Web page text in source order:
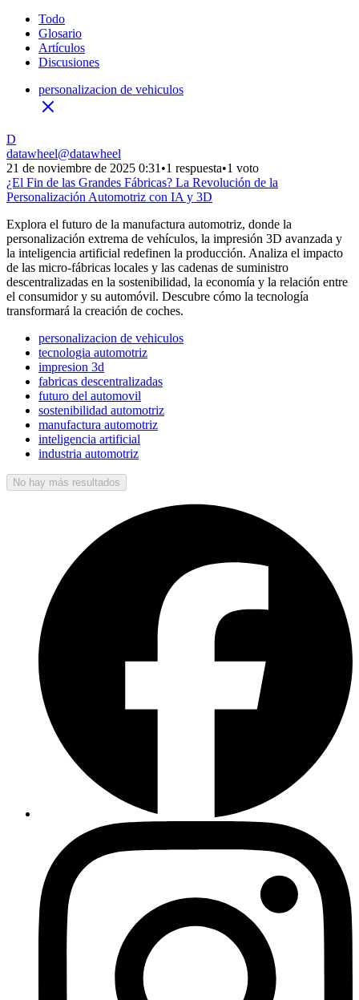
Todo
Glosario
Artículos
Discusiones
personalizacion de vehiculos
D
datawheel@datawheel
21 de noviembre de 2025 0:31 •1 respuesta•1 voto
¿El Fin de las Grandes Fábricas? La Revolución de la
Personalización Automotriz con IA y 3D
Explora el futuro de la manufactura automotriz, donde la
personalización extrema de vehículos, la impresión 3D avanzada y
la inteligencia artificial redefinen la producción. Analiza el impacto
de las micro-fábricas locales y las cadenas de suministro
descentralizadas en la sostenibilidad, la economía y la relación entre
el consumidor y su automóvil. Descubre cómo la tecnología
transformará la creación de coches.
personalizacion de vehiculos
tecnologia automotriz
impresion 3d
fabricas descentralizadas
futuro del automovil
sostenibilidad automotriz
manufactura automotriz
inteligencia artificial
industria automotriz
No hay más resultados